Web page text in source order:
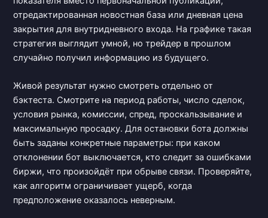
отредактированная новостная база или дневная цена
закрытия для внутридневного входа. На графике такая
стратегия выглядит умной, но трейдер в прошлом
случайно получил информацию из будущего.
Живой результат нужно смотреть отдельно от
бэктеста. Смотрите на период работы, число сделок,
условия рынка, комиссии, спред, проскальзывание и
максимальную просадку. Для остановки бота должны
быть заданы конкретные параметры: при каком
отклонении бот выключается, кто следит за ошибками
биржи, что произойдёт при обрыве связи. Проверяйте,
как алгоритм ограничивает ущерб, когда
предположение оказалось неверным.